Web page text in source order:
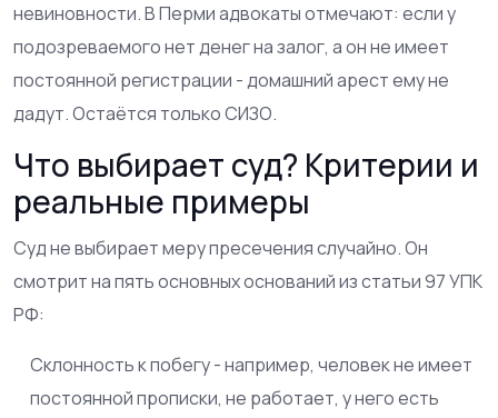
невиновности. В Перми адвокаты отмечают: если у
подозреваемого нет денег на залог, а он не имеет
постоянной регистрации - домашний арест ему не
дадут. Остаётся только СИЗО.
Что выбирает суд? Критерии и
реальные примеры
Суд не выбирает меру пресечения случайно. Он
смотрит на пять основных оснований из статьи 97 УПК
РФ:
Склонность к побегу - например, человек не имеет
постоянной прописки, не работает, у него есть